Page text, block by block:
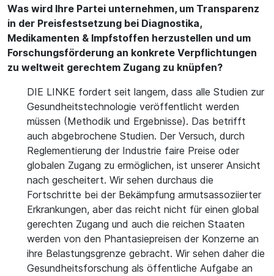
Was wird Ihre Partei unternehmen, um Transparenz
in der Preisfestsetzung bei Diagnostika,
Medikamenten & Impfstoffen herzustellen und um
Forschungsförderung an konkrete Verpflichtungen
zu weltweit gerechtem Zugang zu knüpfen?
DIE LINKE fordert seit langem, dass alle Studien zur
Gesundheitstechnologie veröffentlicht werden
müssen (Methodik und Ergebnisse). Das betrifft
auch abgebrochene Studien. Der Versuch, durch
Reglementierung der Industrie faire Preise oder
globalen Zugang zu ermöglichen, ist unserer Ansicht
nach gescheitert. Wir sehen durchaus die
Fortschritte bei der Bekämpfung armutsassoziierter
Erkrankungen, aber das reicht nicht für einen global
gerechten Zugang und auch die reichen Staaten
werden von den Phantasiepreisen der Konzerne an
ihre Belastungsgrenze gebracht. Wir sehen daher die
Gesundheitsforschung als öffentliche Aufgabe an